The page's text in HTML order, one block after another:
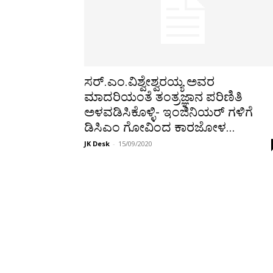
ಸರ್.ಎಂ.ವಿಶ್ವೇಶ್ವರಯ್ಯ ಅವರ
ಮಾದರಿಯಂತೆ ತಂತ್ರಜ್ಞಾನ ಪರಿಣಿತಿ
ಅಳವಡಿಸಿಕೊಳ್ಳಿ- ಇಂಜಿನಿಯರ್‍ ಗಳಿಗೆ
ಡಿಸಿಎಂ ಗೋವಿಂದ ಕಾರಜೋಳ...
JK Desk - 15/09/2020